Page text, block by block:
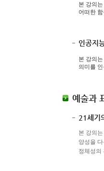
본 강의
어떠한
인공지
본 강의
의미를
예술과
21세기
본 강의
양성을
정체성의